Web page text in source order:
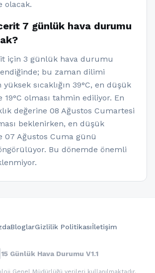
olacak.
7 günlük hava durumu
için 3 günlük hava durumu
bu zaman dilimi
sıcaklığın 39°C, en düşük
19°C olması tahmin ediliyor. En
değerine 08 Ağustos Cumartesi
beklenirken, en düşük
07 Ağustos Cuma günü
Bu dönemde önemli
BloglarGizlilik Politikasıİletişim
15 Günlük Hava Durumu V1.1
Genel Müdürlüğü verileri kullanılmaktadır.